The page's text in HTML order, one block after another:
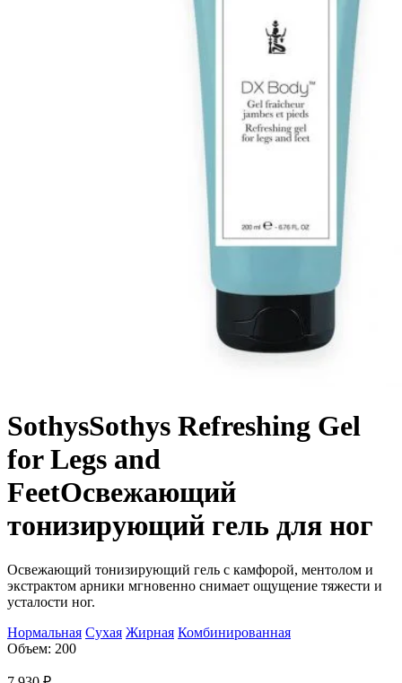
SothysSothys Refreshing Gel
for Legs and
FeetОсвежающий
тонизирующий гель для ног
Освежающий тонизирующий гель с камфорой, ментолом и
экстрактом арники мгновенно снимает ощущение тяжести и
усталости ног.
Нормальная Сухая Жирная Комбинированная
Объем: 200